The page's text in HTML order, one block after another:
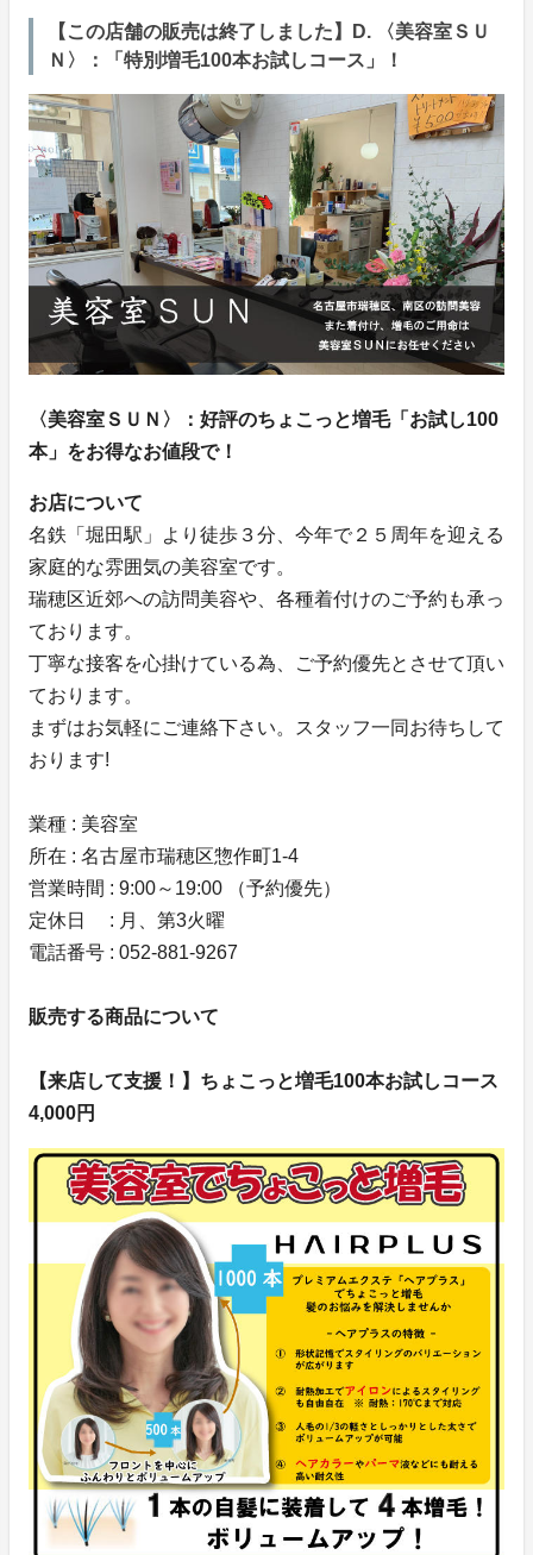
【この店舗の販売は終了しました】D. 〈美容室ＳＵ
Ｎ〉：「特別増毛100本お試しコース」！
〈美容室ＳＵＮ〉：好評のちょこっと増毛「お試し100
本」をお得なお値段で！
お店について
名鉄「堀田駅」より徒歩３分、今年で２５周年を迎える
家庭的な雰囲気の美容室です。
瑞穂区近郊への訪問美容や、各種着付けのご予約も承っ
ております。
丁寧な接客を心掛けている為、ご予約優先とさせて頂い
ております。
まずはお気軽にご連絡下さい。スタッフ一同お待ちして
おります!
業種 : 美容室
所在 : 名古屋市瑞穂区惣作町1-4
営業時間 : 9:00～19:00 （予約優先）
定休日 : 月、第3火曜
電話番号 : 052-881-9267
販売する商品について
【来店して支援！】ちょこっと増毛100本お試しコース
4,000円